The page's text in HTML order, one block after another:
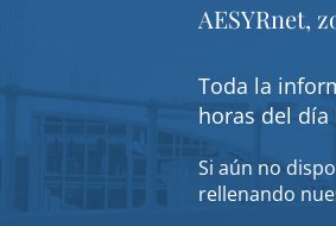
AESYRnet,
Toda la
horas del día
Si aún no
rellenando